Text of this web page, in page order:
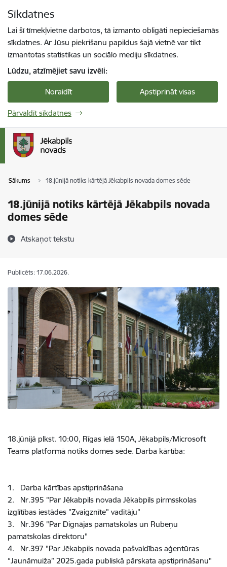
Sīkdatnes
Lai šī tīmekļvietne darbotos, tā izmanto obligāti nepieciešamās
sīkdatnes. Ar Jūsu piekrišanu papildus šajā vietnē var tikt
izmantotas statistikas un sociālo mediju sīkdatnes.
Lūdzu, atzīmējiet savu izvēli:
Noraidīt Apstiprināt visas
Pārvaldīt sīkdatnes
Sākums 18.jūnijā notiks kārtējā Jēkabpils novada domes sēde
18.jūnijā notiks kārtējā Jēkabpils novada
domes sēde
Atskaņot tekstu
Publicēts: 17.06.2026.
18.jūnijā plkst. 10:00, Rīgas ielā 150A, Jēkabpils/Microsoft
Teams platformā notiks domes sēde. Darba kārtība:
1. Darba kārtības apstiprināšana
2. Nr.395 "Par Jēkabpils novada Jēkabpils pirmsskolas
izglītības iestādes "Zvaigznīte" vadītāju"
3. Nr.396 "Par Dignājas pamatskolas un Rubeņu
pamatskolas direktoru"
4. Nr.397 "Par Jēkabpils novada pašvaldības aģentūras
“Jaunāmuiža” 2025.gada publiskā pārskata apstiprināšanu"